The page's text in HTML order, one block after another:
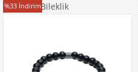
Doğaltaş Bileklik
%33 İndirim